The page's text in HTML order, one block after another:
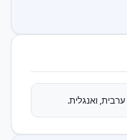
ואנגלית.